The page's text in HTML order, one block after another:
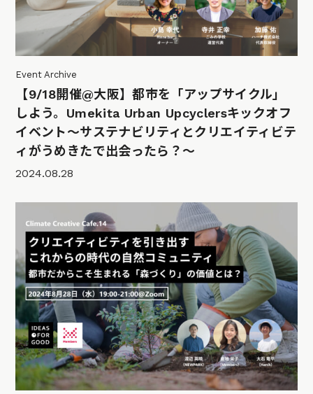
Event Archive
【9/18開催@大阪】都市を「アップサイクル」
しよう。Umekita Urban Upcyclersキックオフ
イベント〜サステナビリティとクリエイティビテ
ィがうめきたで出会ったら？〜
2024.08.28